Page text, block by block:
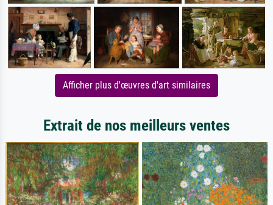
Afficher plus d'œuvres d'art similaires
Extrait de nos meilleurs ventes